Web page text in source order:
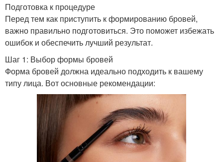
Подготовка к процедуре
Перед тем как приступить к формированию бровей,
важно правильно подготовиться. Это поможет избежать
ошибок и обеспечить лучший результат.
Шаг 1: Выбор формы бровей
Форма бровей должна идеально подходить к вашему
типу лица. Вот основные рекомендации: